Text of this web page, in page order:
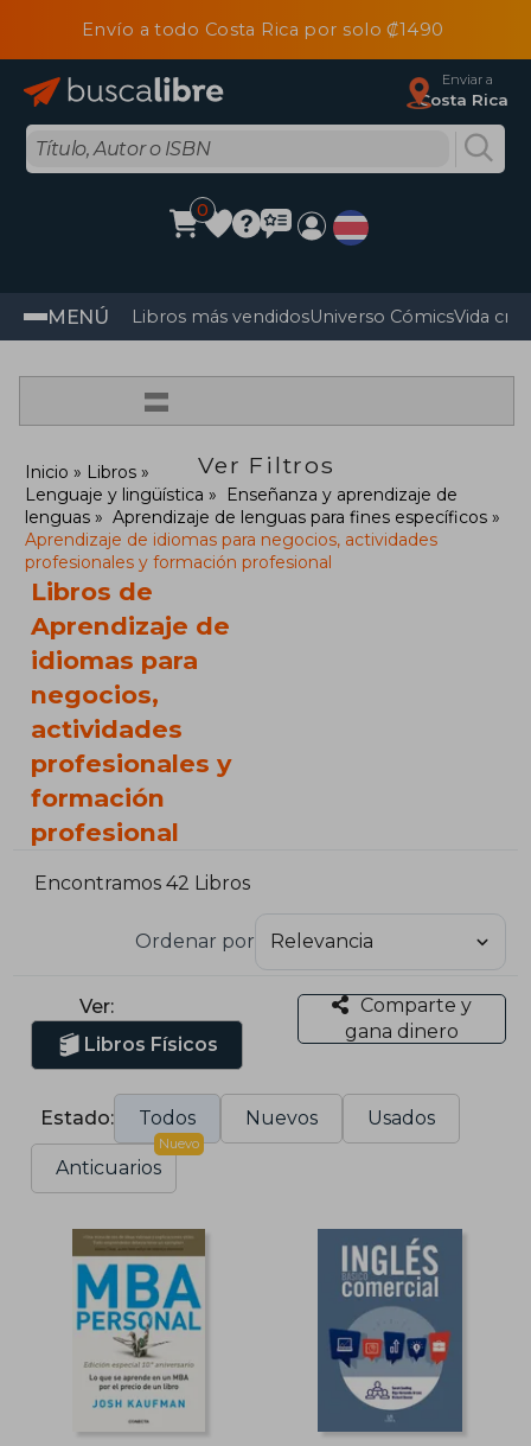
Envío a todo Costa Rica por solo ₡1490
Enviar a
Costa Rica
0
MENÚ Libros más vendidosUniverso CómicsVida
=
Ver Filtros
Inicio
Libros
Lenguaje y lingüística
Enseñanza y aprendizaje de
lenguas
Aprendizaje de lenguas para fines específicos
Aprendizaje de idiomas para negocios, actividades
profesionales y formación profesional
Libros de
Aprendizaje de
idiomas para
negocios,
actividades
profesionales y
formación
profesional
Encontramos 42 Libros
Ordenar por
Ver:
Libros Físicos
Comparte y
gana dinero
Estado: Todos Nuevos Usados
Anticuarios
Nuevo